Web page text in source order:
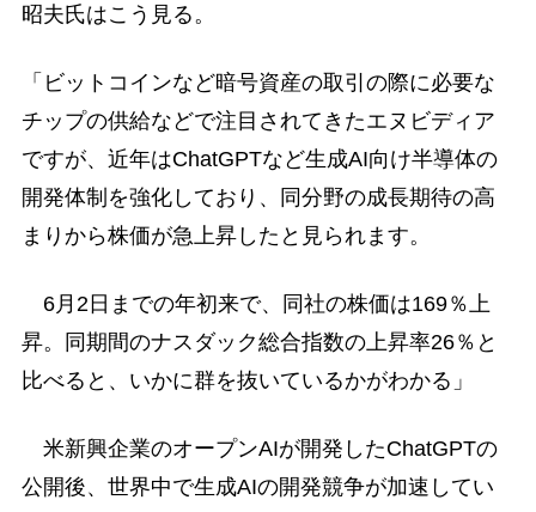
昭夫氏はこう見る。
「ビットコインなど暗号資産の取引の際に必要な
チップの供給などで注目されてきたエヌビディア
ですが、近年はChatGPTなど生成AI向け半導体の
開発体制を強化しており、同分野の成長期待の高
まりから株価が急上昇したと見られます。
6月2日までの年初来で、同社の株価は169％上
昇。同期間のナスダック総合指数の上昇率26％と
比べると、いかに群を抜いているかがわかる」
米新興企業のオープンAIが開発したChatGPTの
公開後、世界中で生成AIの開発競争が加速してい